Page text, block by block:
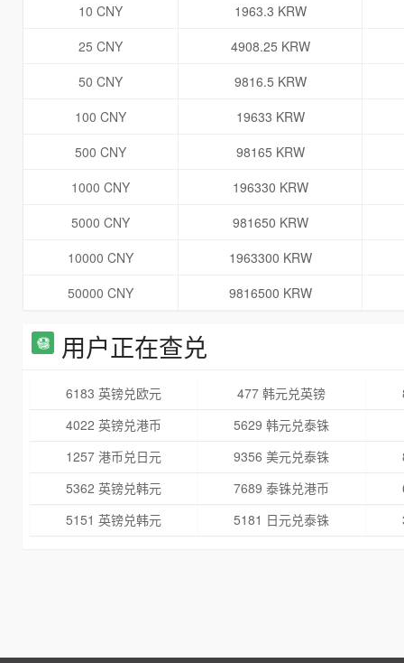
10 CNY
1963.3 KRW
25 CNY
4908.25 KRW
50 CNY
9816.5 KRW
100 CNY
19633 KRW
500 CNY
98165 KRW
1000 CNY
196330 KRW
5000 CNY
981650 KRW
10000 CNY
1963300 KRW
50000 CNY
9816500 KRW
用户正在查兑
6183 英镑兑欧元 477 韩元兑英镑
4022 英镑兑港币
5629 韩元兑泰铢
1257 港币兑日元
9356 美元兑泰铢
5362 英镑兑韩元
7689 泰铢兑港币
5151 英镑兑韩元
5181 日元兑泰铢